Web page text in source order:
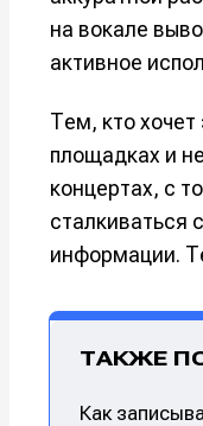
на вокале
активное
Тем, кто
площадках и
концертах, с
сталкиваться
информации.
ТАКЖЕ
Как